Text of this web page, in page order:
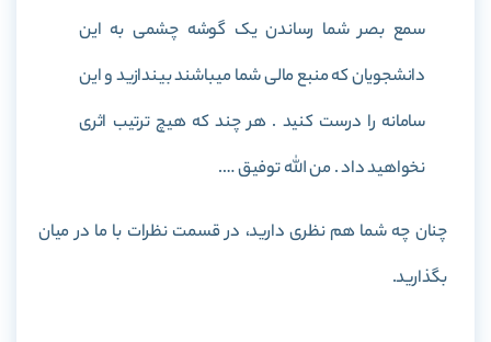
سمع بصر شما رساندن یک گوشه چشمی به این
دانشجویان که منبع مالی شما میباشند بیندازید و این
سامانه را درست کنید . هر چند که هیچ ترتیب اثری
نخواهید داد . من الله توفیق ….
چنان چه شما هم نظری دارید، در قسمت نظرات با ما در میان
بگذارید.